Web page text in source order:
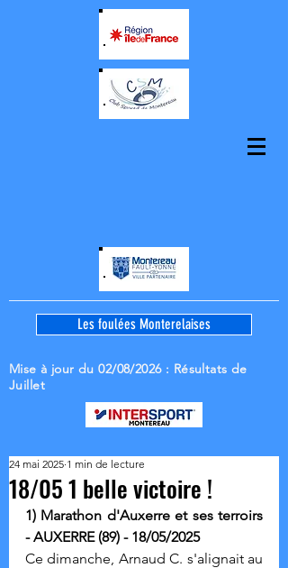
Les foulées Monterelaises
Mise à jour du 02/08/2026: Résultats de
Juillet
18/05 1 belle victoire !
24 mai 2025 1 min de lecture
1) Marathon d'Auxerre et ses terroirs
- AUXERRE (89) - 18/05/2025
Ce dimanche, Arnaud C. s'alignait au